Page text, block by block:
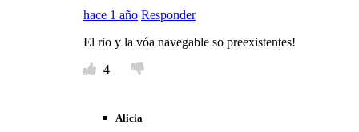
hace 1 año Responder
El rio y la vóa navegable so preexistentes!
4
Alicia